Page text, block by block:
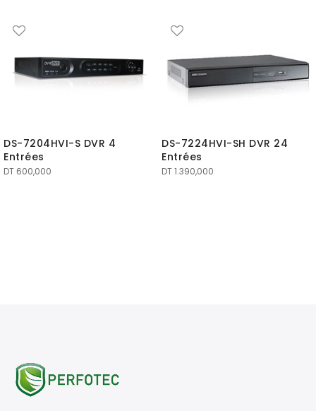
DS-7204HVI-S DVR 4
Entrées
DT 600,000
DS-7224HVI-SH DVR 24
Entrées
DT1.390,000